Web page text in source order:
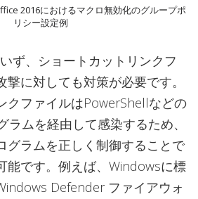
2016におけるマクロ無効化のグループポ
リシー設定例
ず、ショートカットリンクフ
撃に対しても対策が必要です。
クファイルはPowerShellなどの
ムを経由して感染するため、
グラムを正しく制御することで
能です。例えば、Windowsに標
Defender ファイアウォ